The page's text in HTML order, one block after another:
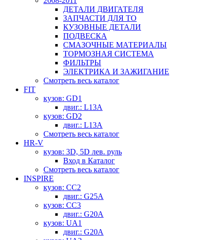
ДЕТАЛИ ДВИГАТЕЛЯ
ЗАПЧАСТИ ДЛЯ ТО
КУЗОВНЫЕ ДЕТАЛИ
ПОДВЕСКА
СМАЗОЧНЫЕ МАТЕРИАЛЫ
ТОРМОЗНАЯ СИСТЕМА
ФИЛЬТРЫ
ЭЛЕКТРИКА И ЗАЖИГАНИЕ
Смотреть весь каталог
FIT
кузов: GD1
двиг.: L13A
кузов: GD2
двиг.: L13A
Смотреть весь каталог
HR-V
кузов: 3D, 5D лев. руль
Вход в Каталог
Смотреть весь каталог
INSPIRE
кузов: CC2
двиг.: G25A
кузов: CC3
двиг.: G20A
кузов: UA1
двиг.: G20A